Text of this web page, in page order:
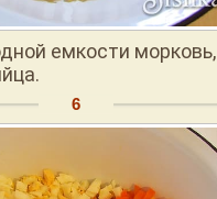
емкости морковь,